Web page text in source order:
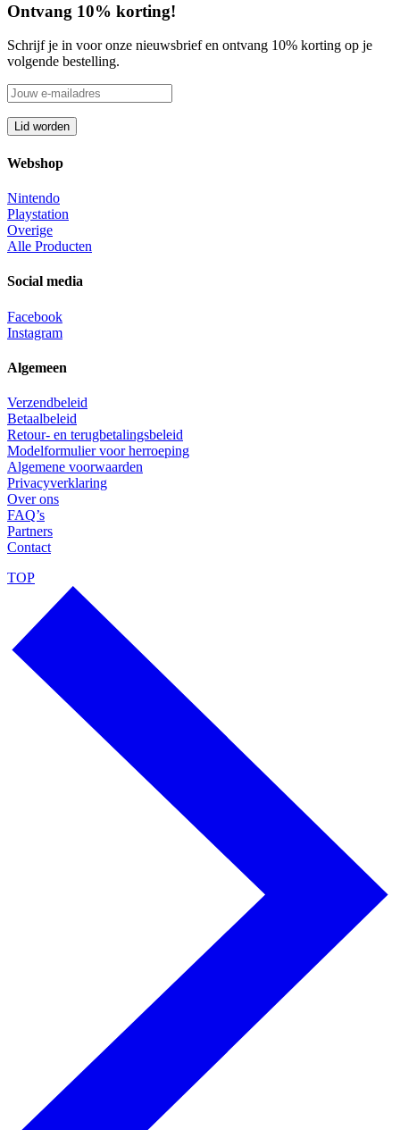
Ontvang 10% korting!
Schrijf je in voor onze nieuwsbrief en ontvang 10% korting op je
volgende bestelling.
Webshop
Nintendo
Playstation
Overige
Alle Producten
Social media
Facebook
Instagram
Algemeen
Verzendbeleid
Betaalbeleid
Retour- en terugbetalingsbeleid
Modelformulier voor herroeping
Algemene voorwaarden
Privacyverklaring
Over ons
FAQ’s
Partners
Contact
TOP